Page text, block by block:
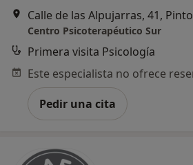
Calle de las Alpujarras, 41, Pinto
Centro Psicoterapéutico Sur
Primera visita Psicología
Pedir una cita